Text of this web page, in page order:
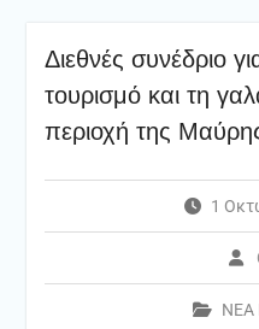
Διεθνές συνέδριο
τουρισμό και τη
περιοχή της
1
ΝΕΑ